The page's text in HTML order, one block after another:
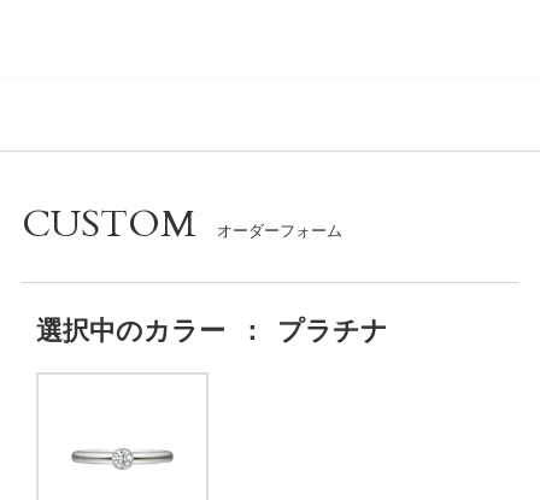
CUSTOM
選択中のカラー ： プラチナ